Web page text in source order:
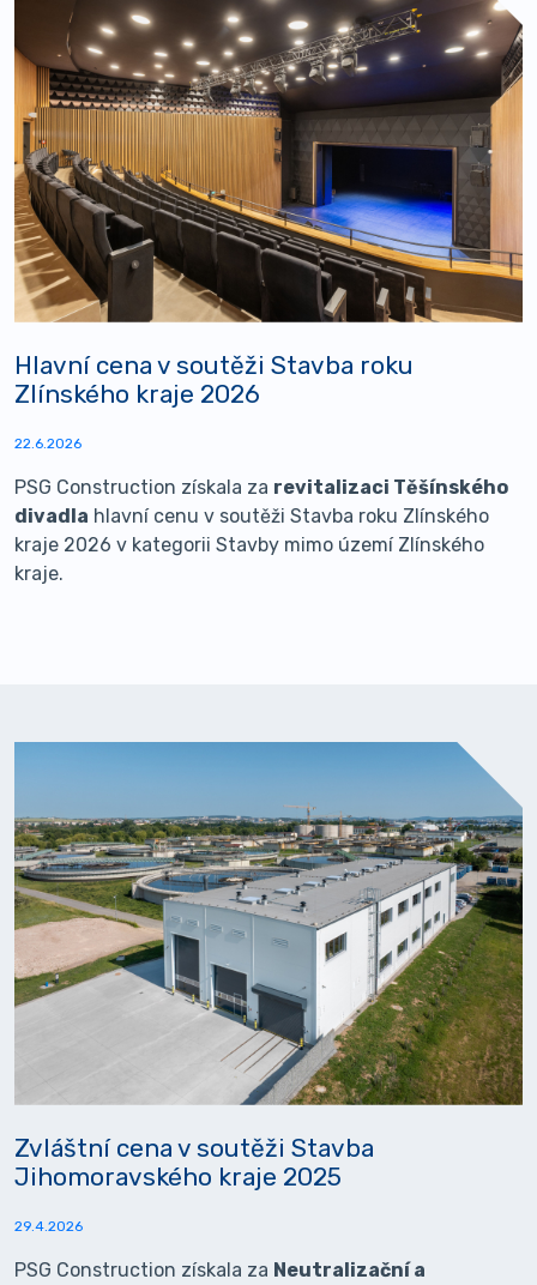
Hlavní cena v soutěži Stavba roku
Zlínského kraje 2026
22.6.2026
PSG Construction získala za revitalizaci Těšínského
divadla hlavní cenu v soutěži Stavba roku Zlínského
kraje 2026 v kategorii Stavby mimo území Zlínského
kraje.
Zvláštní cena v soutěži Stavba
Jihomoravského kraje 2025
29.4.2026
PSG Construction získala za Neutralizační a